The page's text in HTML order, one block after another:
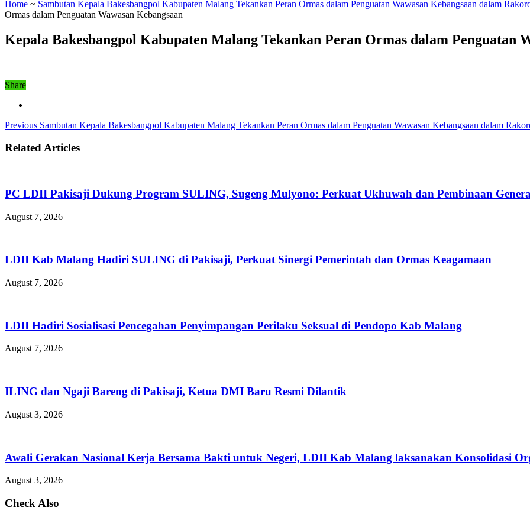
Home ~ Sambutan Kepala Bakesbangpol Kabupaten Malang Tekankan Peran Ormas dalam Penguatan Wawasan Kebangsaan dalam
Ormas dalam Penguatan Wawasan Kebangsaan
Kepala Bakesbangpol Kabupaten Malang Tekankan Peran Ormas dalam Penguatan
Share
Previous Sambutan Kepala Bakesbangpol Kabupaten Malang Tekankan Peran Ormas dalam Penguatan Wawasan Kebangsaan dalam
Related Articles
PC LDII Pakisaji Dukung Program SULING, Sugeng Mulyono: Perkuat Ukhuwah dan Pembinaan
August 7, 2026
LDII Kab Malang Hadiri SULING di Pakisaji, Perkuat Sinergi Pemerintah dan Ormas Keagamaan
August 7, 2026
LDII Hadiri Sosialisasi Pencegahan Penyimpangan Perilaku Seksual di Pendopo Kab Malang
August 7, 2026
ILING dan Ngaji Bareng di Pakisaji, Ketua DMI Baru Resmi Dilantik
August 3, 2026
Awali Gerakan Nasional Kerja Bersama Bakti untuk Negeri, LDII Kab Malang laksanakan Konsolidasi
August 3, 2026
Check Also